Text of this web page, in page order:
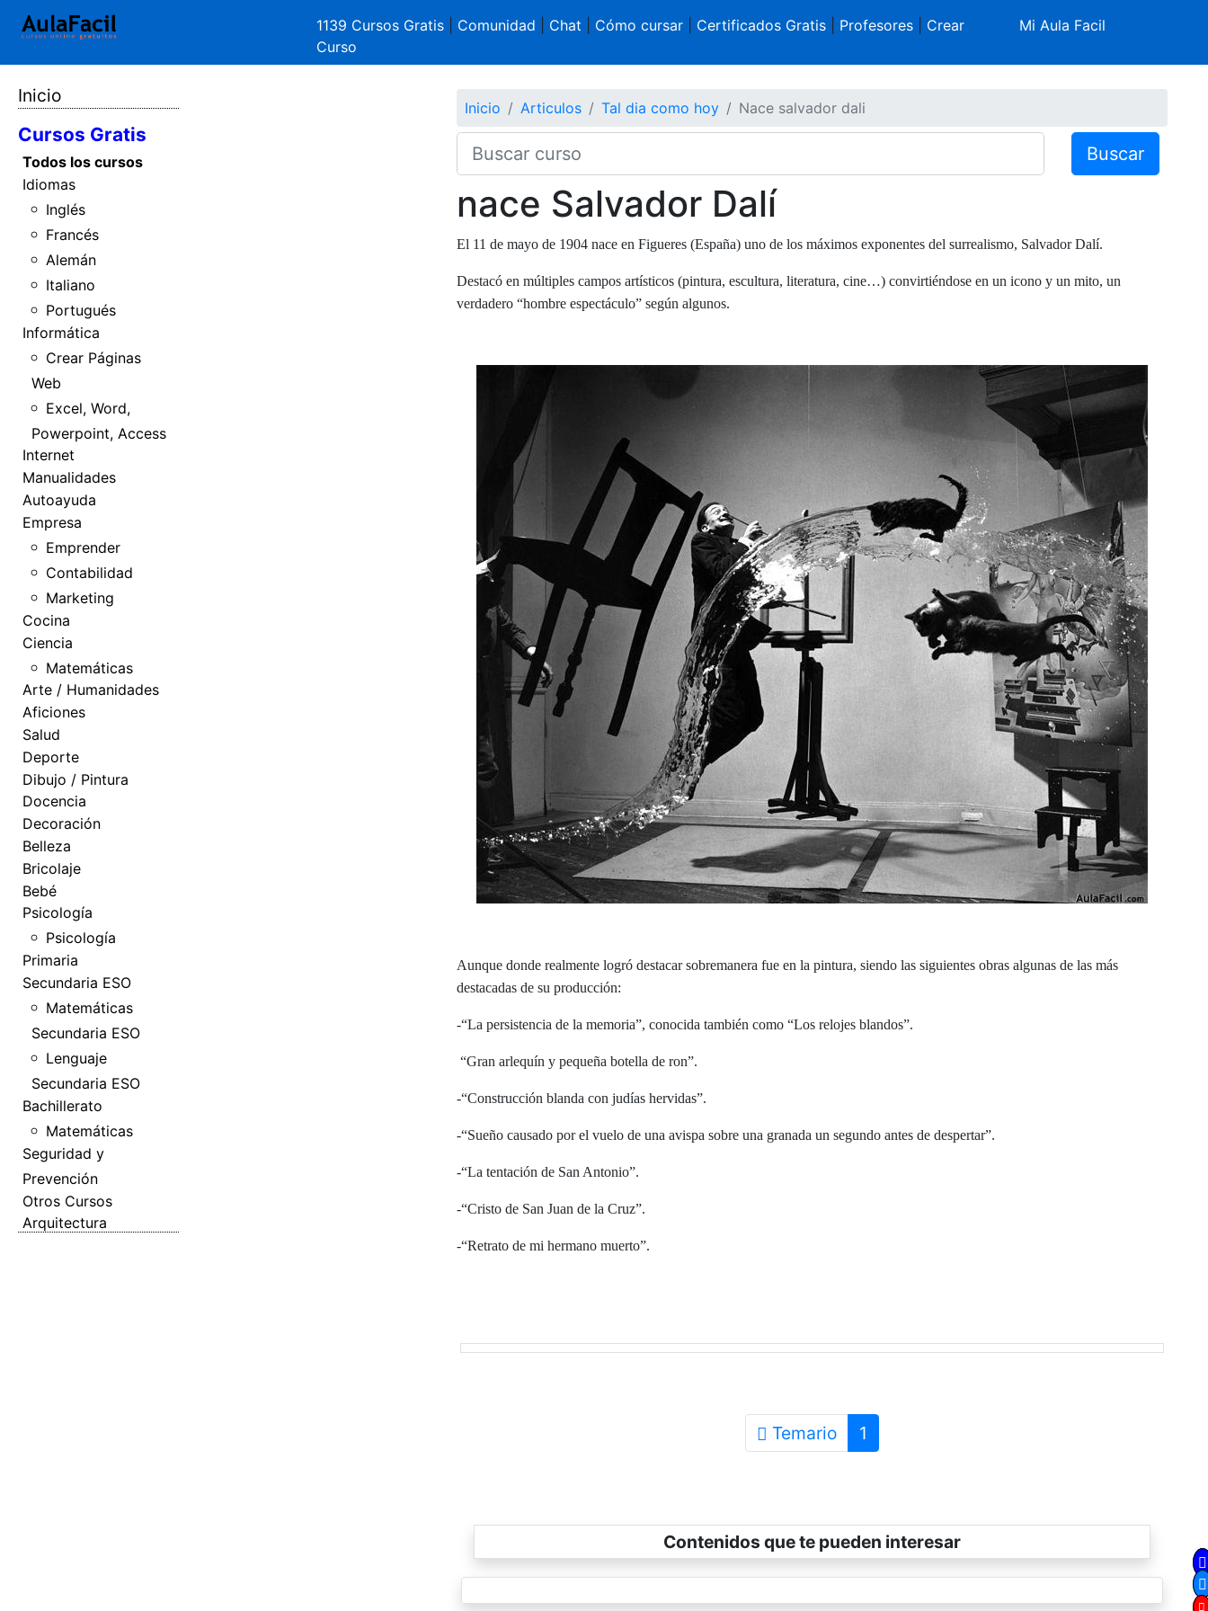
1139 Cursos Gratis Comunidad Chat Cómo cursar| Certificados Gratis| Profesores| Crear
Curso
Mi Aula Facil
Inicio
Cursos Gratis
Todos los cursos
Idiomas
Inglés
Francés
Alemán
Italiano
Portugués
Informática
Crear Páginas
Web
Excel, Word,
Powerpoint, Access
Internet
Manualidades
Autoayuda
Empresa
Emprender
Contabilidad
Marketing
Cocina
Ciencia
Matemáticas
Arte / Humanidades
Aficiones
Salud
Deporte
Dibujo / Pintura
Docencia
Decoración
Belleza
Bricolaje
Bebé
Psicología
Psicología
Primaria
Secundaria ESO
Matemáticas
Secundaria ESO
Lenguaje
Secundaria ESO
Bachillerato
Matemáticas
Seguridad y
Prevención
Otros Cursos
Arquitectura
Inicio Articulos Tal dia como hoy Nace salvador dali
Buscar
nace Salvador Dalí
El 11 de mayo de 1904 nace en Figueres (España) uno de los máximos exponentes del surrealismo, Salvador Dalí.
Destacó en múltiples campos artísticos (pintura, escultura, literatura, cine…) convirtiéndose en un icono y un mito, un
verdadero “hombre espectáculo” según algunos.
Aunque donde realmente logró destacar sobremanera fue en la pintura, siendo las siguientes obras algunas de las más
destacadas de su producción:
-“La persistencia de la memoria”, conocida también como “Los relojes blandos”.
“Gran arlequín y pequeña botella de ron”.
-“Construcción blanda con judías hervidas”.
-“Sueño causado por el vuelo de una avispa sobre una granada un segundo antes de despertar”.
-“La tentación de San Antonio”.
-“Cristo de San Juan de la Cruz”.
-“Retrato de mi hermano muerto”.
Temario 1
Contenidos que te pueden interesar